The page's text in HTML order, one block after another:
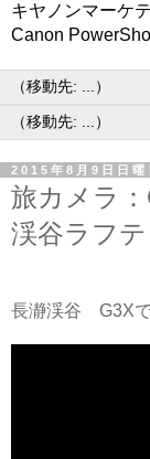
キヤノンマーケ
Canon
2015年8月9日日曜
旅カメラ
渓谷ラフ
長瀞渓谷 G3Xで